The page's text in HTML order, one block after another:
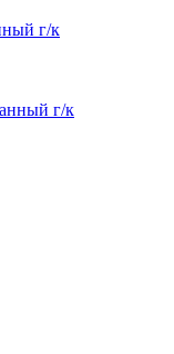
г/к
г/к